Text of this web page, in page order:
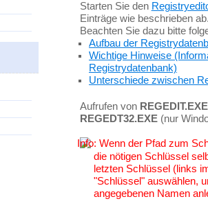
Starten Sie den
Einträge wie beschrieben
Beachten Sie dazu bitte
Aufbau der
Wichtige Hinweise
Registrydatenbank)
Unterschiede zwischen
Aufrufen von REGEDIT.EXE
REGEDT32.EXE(nur
Wenn der Pfad zum
die nötigen Schlüssel
letzten Schlüssel (links
"Schlüssel" auswählen,
angegebenen Namen